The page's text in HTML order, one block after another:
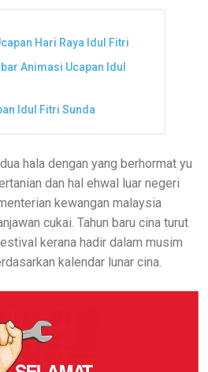
Hari Raya Idul Fitri
Animasi Ucapan Idul
Idul Fitri Sunda
hala dengan yang berhormat yu
dan hal ehwal luar negeri
kewangan malaysia
cukai. Tahun baru cina turut
kerana hadir dalam musim
kalendar lunar cina.